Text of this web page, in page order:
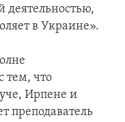
деятельностью,
в Украине».
тем, что
Ирпене и
преподаватель